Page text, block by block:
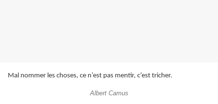
Mal nommer les choses, ce n’est pas mentir, c’est tricher.
Albert Camus